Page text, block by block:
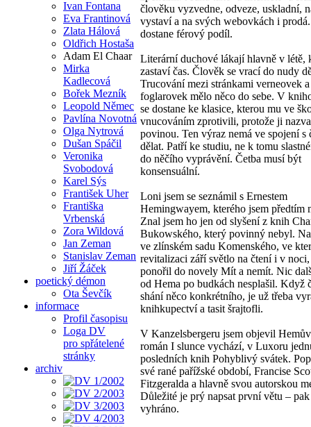
Ivan Fontana
Eva Frantinová
Zlata Hálová
Oldřich Hostaša
Adam El Chaar
Mirka
Kadlecová
Bořek Mezník
Leopold Němec
Pavlína Novotná
Olga Nytrová
Dušan Spáčil
Veronika
Svobodová
Karel Sýs
František Uher
Františka
Vrbenská
Zora Wildová
Jan Zeman
Stanislav Zeman
Jiří Žáček
poetický démon
Ota Ševčík
informace
Profil časopisu
Loga DV
pro spřátelené
stránky
archiv
člověku vyzvedne, odveze, uskladní,
vystaví a na svých webovkách i
dostane férový podíl.
Literární duchové lákají hlavně v létě,
zastaví čas. Člověk se vrací do nudy
Trucování mezi stránkami verneovek a
foglarovek mělo něco do sebe. V
se dostane ke klasice, kterou mu ve
vnucováním zprotivili, protože ji
povinou. Ten výraz nemá ve spojení s
dělat. Patří ke studiu, ne k tomu
do něčího vyprávění. Četba musí být
konsensuální.
Loni jsem se seznámil s Ernestem
Hemingwayem, kterého jsem předtím
Znal jsem ho jen od slyšení z knih
Bukowského, který povinný nebyl.
ve zlínském sadu Komenského, ve
revitalizaci září světlo na čtení i v noci,
ponořil do novely Mít a nemít. Nic
od Hema po budkách nesplašil. Když
shání něco konkrétního, je už třeba
knihkupectví a tasit šrajtofli.
V Kanzelsbergeru jsem objevil
román I slunce vychází, v Luxoru
posledních knih Pohyblivý svátek.
své rané pařížské období, Francise
Fitzgeralda a hlavně svou autorskou
Důležité je prý napsat první větu –
vyhráno.